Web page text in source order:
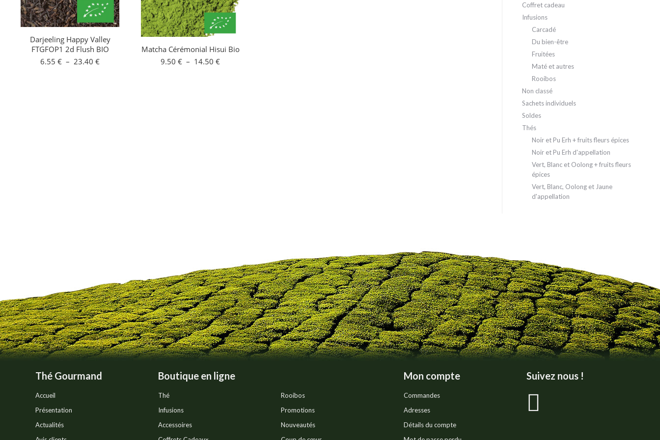
Darjeeling Happy Valley
FTGFOP1 2d Flush BIO
6.55 € – 23.40 €Plage
Matcha Cérémonial Hisui Bio
9.50 € – 14.50 €Plage
Coffret cadeau
Infusions
Carcadé
Du bien-être
Fruitées
Maté et autres
Rooibos
Non classé
Sachets individuels
Soldes
Thés
Noir et Pu Erh + fruits fleurs épices
Noir et Pu Erh d'appellation
Vert, Blanc et Oolong + fruits fleurs
épices
Vert, Blanc, Oolong et Jaune
d'appellation
Thé Gourmand
Accueil
Présentation
Actualités
Boutique en ligne
Thé
Infusions
Accessoires
Rooibos
Promotions
Nouveautés
Mon compte
Commandes
Adresses
Détails du compte
Suivez nous !